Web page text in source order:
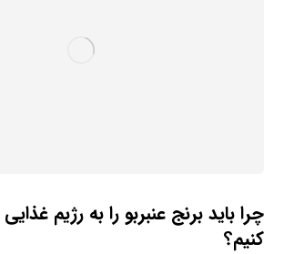
چرا باید برنج عنبربو را به رژیم
کنیم؟